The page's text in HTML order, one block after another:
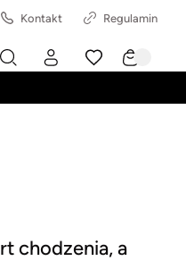
Kontakt Regulamin
chodzenia, a